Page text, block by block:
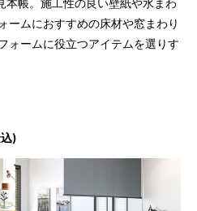
本帳。施工性の良い壁紙や水まわ
ームにおすすめの床材や窓まわり
ォームに役立つアイテムを選りす
)